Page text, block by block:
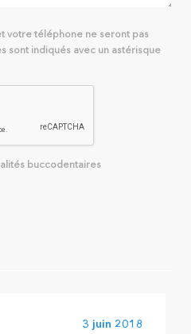
votre téléphone ne seront pas
sont indiqués avec un astérisque
buccodentaires
3 juin 2018